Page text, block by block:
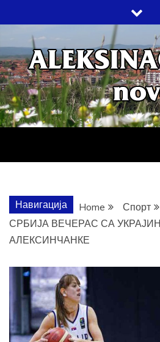
to
content
ДРУШТВО,
СПОРТ,
Навигација Home
Спорт
СРБИЈА ВЕЧЕРАС СА
АЛЕКСИНЧАНКЕ